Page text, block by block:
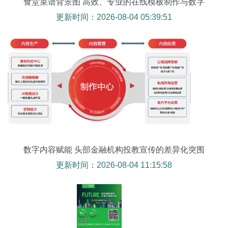
食堂菜谱背景图 高效、专业的在线模板制作与数字
内容服务
更新时间：2026-08-04 05:39:51
数字内容赋能 头部金融机构投教宣传的差异化突围
之路
更新时间：2026-08-04 11:15:58